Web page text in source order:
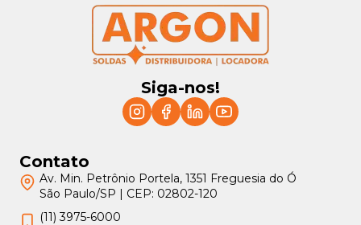
Siga-nos!
Contato
Av. Min. Petrônio Portela, 1351 Freguesia do Ó
São Paulo/SP | CEP: 02802-120
(11) 3975-6000